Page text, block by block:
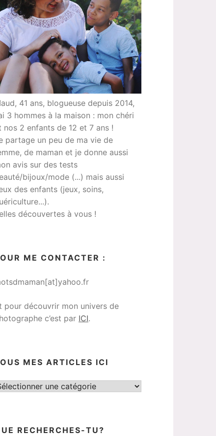
41 ans, blogueuse depuis 2014,
3 hommes à la maison : mon chéri
nos 2 enfants de 12 et 7 ans !
partage un peu de ma vie de
de maman et je donne aussi
avis sur des tests
bijoux/mode (...) mais aussi
des enfants (jeux, soins,
découvertes à vous !
ME CONTACTER :
pour découvrir mon univers de
c’est par ICI.
MES ARTICLES ICI
RECHERCHES-TU?